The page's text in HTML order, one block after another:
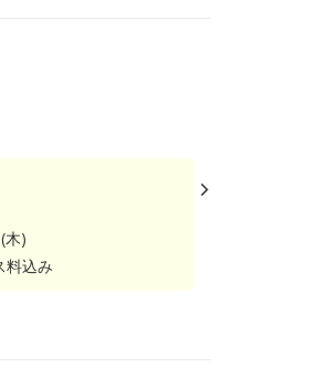
木)
込み